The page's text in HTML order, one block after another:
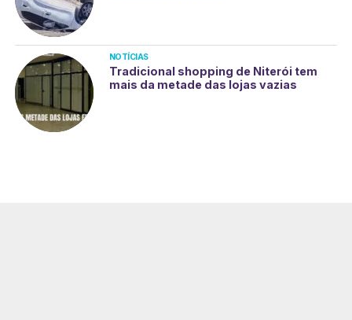
NOTÍCIAS
Tradicional shopping de Niterói tem
mais da metade das lojas vazias